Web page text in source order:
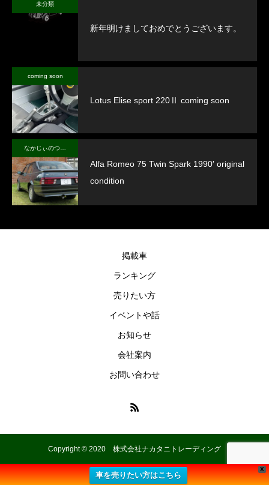
未分類
新年明けましておめでとうございます。
coming soon
Lotus Elise sport 220Ⅱ coming soon
Alfa Romeo 75 Twin Spark 1990′ original
condition
掲載車
ランキング
売りたい方
イベントや話
お知らせ
会社案内
お問い合わせ
Copyright © 2020 株式会社ナカタニトレーディング
X
車を売りたい方はこちら